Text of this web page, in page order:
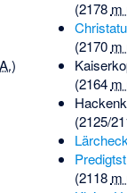
)
(2178 m
(2170 m
(2164 m
(2125/
(2118 m